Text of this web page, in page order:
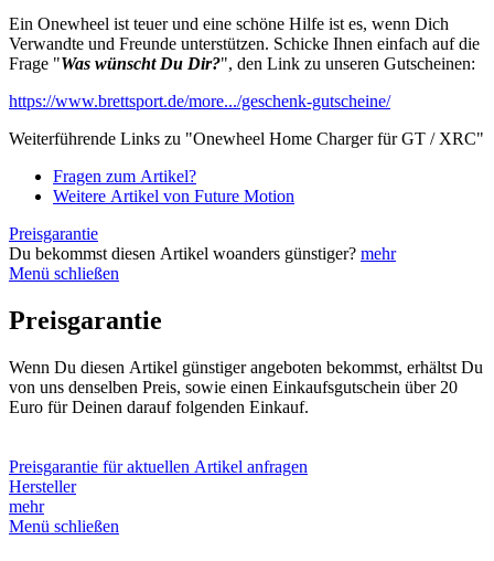
Ein Onewheel ist teuer und eine schöne Hilfe ist es, wenn Dich
Verwandte und Freunde unterstützen. Schicke Ihnen einfach auf die
Frage "Was wünscht Du Dir?", den Link zu unseren Gutscheinen:
https://www.brettsport.de/more.../geschenk-gutscheine/
Weiterführende Links zu "Onewheel Home Charger für GT / XRC"
Fragen zum Artikel?
Weitere Artikel von Future Motion
Preisgarantie
Du bekommst diesen Artikel woanders günstiger? mehr
Menü schließen
Preisgarantie
Wenn Du diesen Artikel günstiger angeboten bekommst, erhältst Du
von uns denselben Preis, sowie einen Einkaufsgutschein über 20
Euro für Deinen darauf folgenden Einkauf.
Preisgarantie für aktuellen Artikel anfragen
Hersteller
mehr
Menü schließen